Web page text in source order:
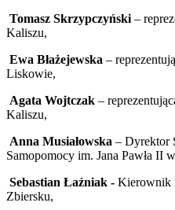
Tomasz Skrzypczyński –
Kaliszu,
Ewa Błażejewska –
Liskowie,
Agata Wojtczak –
Kaliszu,
Anna Musiałowska – Dyrektor
Samopomocy im. Jana Pawła II
Sebastian Łaźniak - Kierownik
Zbiersku,